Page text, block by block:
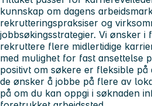
kunnskap om dagens
rekrutteringspraksiser og
jobbsøkingsstrategier. Vi ønsker i
rekruttere flere midlertidige
med mulighet for fast ansettelse
positivt om søkere er fleksible
de ønsker å jobbe på flere av
på om du kan oppgi i søknaden